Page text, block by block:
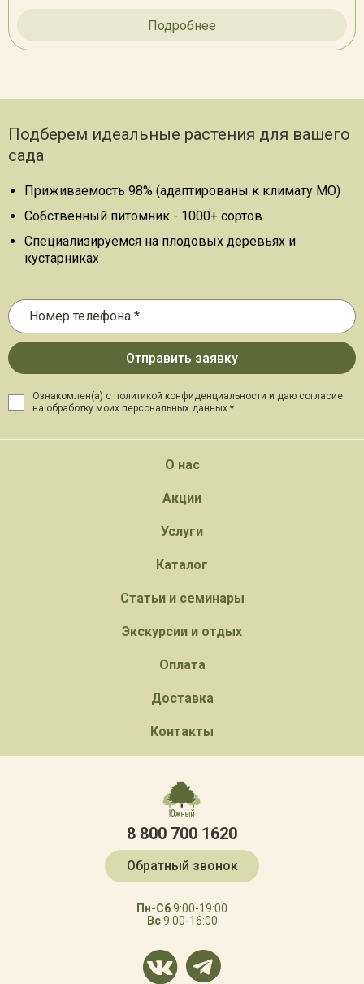
Подробнее
Подберем идеальные растения для вашего
сада
Приживаемость 98% (адаптированы к климату МО)
Собственный питомник - 1000+ сортов
Специализируемся на плодовых деревьях и
кустарниках
Ознакомлен(а) с политикой конфиденциальности и даю согласие
на обработку моих персональных данных *
О нас
Акции
Услуги
Каталог
Статьи и семинары
Экскурсии и отдых
Оплата
Доставка
Контакты
8 800 700 1620
Обратный звонок
Пн-Сб9:00-19:00
Вс9:00-16:00